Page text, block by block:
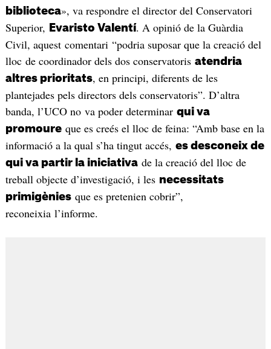
biblioteca», va respondre el director del Conservatori
Superior,
Evaristo Valentí. A opinió de la Guàrdia
Civil, aquest comentari “podria suposar que la creació del
lloc de coordinador dels dos conservatoris atendria
altres prioritats, en principi, diferents de les
plantejades pels directors dels conservatoris”. D’altra
banda, l’UCO no va poder determinar qui va
promoureque es creés el lloc de feina: “Amb base en la
informació a la qual s’ha tingut accés, es desconeix de
qui va partir la iniciativade la creació del lloc de
treball objecte d’investigació, i les necessitats
primigèniesque es pretenien cobrir”,
reconeixia l’informe.